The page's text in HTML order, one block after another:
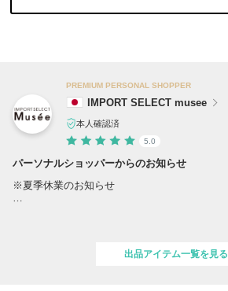
PREMIUM PERSONAL SHOPPER
IMPORT SELECT musee
本人確認済
5.0
パーソナルショッパーからのお知らせ
※夏季休業のお知らせ
出品アイテム一覧を見る